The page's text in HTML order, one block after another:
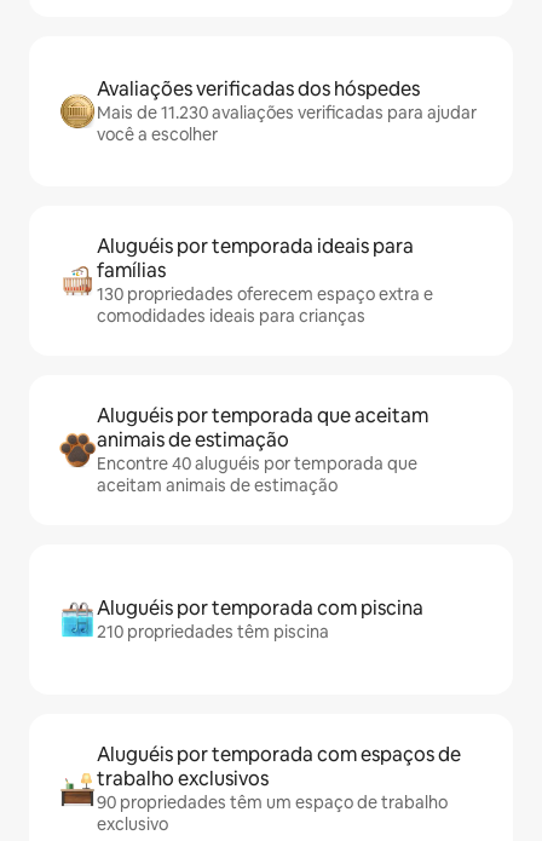
Avaliações verificadas dos hóspedes
Mais de 11.230 avaliações verificadas para ajudar
você a escolher
Aluguéis por temporada ideais para
famílias
130 propriedades oferecem espaço extra e
comodidades ideais para crianças
Aluguéis por temporada que aceitam
animais de estimação
Encontre 40 aluguéis por temporada que
aceitam animais de estimação
Aluguéis por temporada com piscina
210 propriedades têm piscina
Aluguéis por temporada com espaços de
trabalho exclusivos
90 propriedades têm um espaço de trabalho
exclusivo